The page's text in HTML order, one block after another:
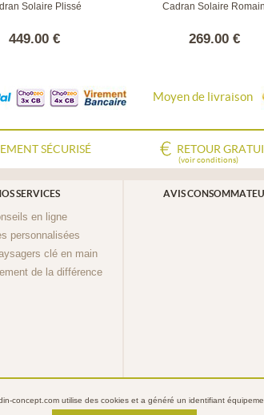
Solaire Plissé
449.00 €
Cadran Solaire Romain
269.00 €
Moyen de livraison
SÉCURISÉ RETOUR
(voir conditions)
SERVICES
en ligne
personnalisées
clé en main
de la différence
AVIS
concept.com utilise des cookies et a généré un identifiant